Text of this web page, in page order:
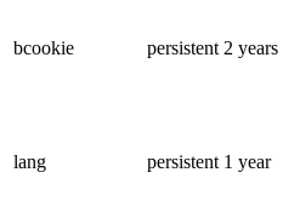
bcookie persistent 2 years
lang persistent 1 year